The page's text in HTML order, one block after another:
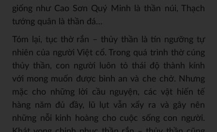
giống như Cao Sơn Quý Minh là thần núi, Thạch
tướng quân là thần đá…
Tóm lại, tục thờ rắn – thủy thần là tín ngưỡng tự
nhiên của người Việt cổ. Trong quá trình thờ cúng
thủy thần, con người luôn tỏ thái độ thành kính
với mong muốn được bình an và che chở. Nhưng
mặc cho những lời cầu nguyện, các vật hiến tế
hàng năm đủ đầy, lũ lụt vẫn xẩy ra và gây nên
những nỗi kinh hoàng cho cuộc sống con người.